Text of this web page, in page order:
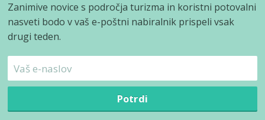
Zanimive novice s področja turizma in koristni potovalni
nasveti bodo v vaš e-poštni nabiralnik prispeli vsak
drugi teden.
Potrdi